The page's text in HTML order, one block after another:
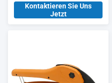
Hydraulikpumpe
Kontaktieren Sie Uns
Jetzt